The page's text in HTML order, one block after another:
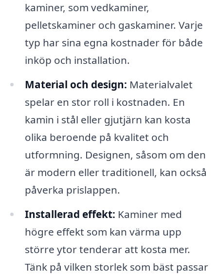
kaminer, som vedkaminer,
pelletskaminer och gaskaminer. Varje
typ har sina egna kostnader för både
inköp och installation.
Material och design: Materialvalet
spelar en stor roll i kostnaden. En
kamin i stål eller gjutjärn kan kosta
olika beroende på kvalitet och
utformning. Designen, såsom om den
är modern eller traditionell, kan också
påverka prislappen.
Installerad effekt: Kaminer med
högre effekt som kan värma upp
större ytor tenderar att kosta mer.
Tänk på vilken storlek som bäst passar